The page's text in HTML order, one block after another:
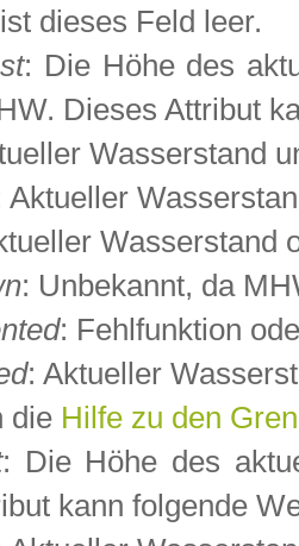
dieses Feld leer.
: Die Höhe des
Dieses Attribut
Wasserstand
Aktueller
Wasserstand
: Unbekannt, da
: Fehlfunktion
: Aktueller
die Hilfe zu den
: Die Höhe des
kann folgende